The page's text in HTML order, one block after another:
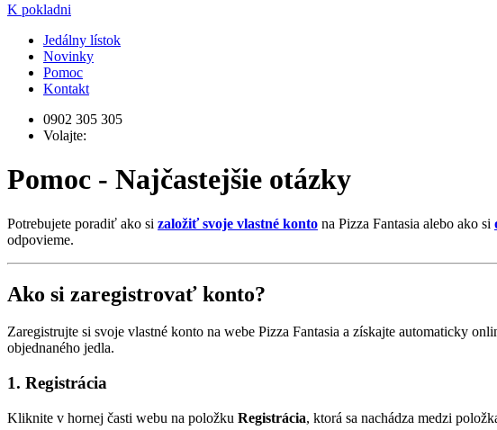
K pokladni
Jedálny lístok
Novinky
Pomoc
Kontakt
0902 305 305
Volajte:
Pomoc - Najčastejšie otázky
Potrebujete poradiť ako si založiť svoje vlastné konto na Pizza Fantasia alebo ako si
odpovieme.
Ako si zaregistrovať konto?
Zaregistrujte si svoje vlastné konto na webe Pizza Fantasia a získajte automaticky
objednaného jedla.
1. Registrácia
Kliknite v hornej časti webu na položku Registrácia, ktorá sa nachádza medzi